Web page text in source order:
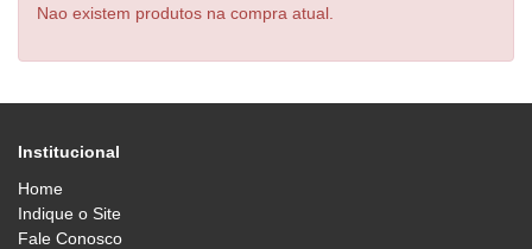
Nao existem produtos na compra atual.
Institucional
Home
Indique o Site
Fale Conosco